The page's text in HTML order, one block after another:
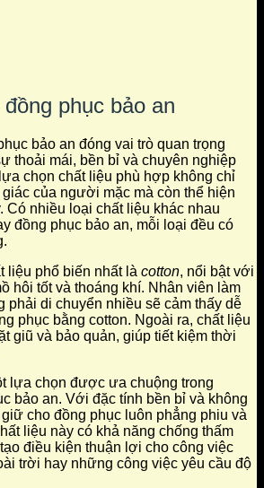
phục bảo an
bảo an đóng vai trò quan trọng
thoải mái, bền bỉ và chuyên nghiệp
chọn chất liệu phù hợp không chỉ
của người mặc mà còn thể hiện
Có nhiều loại chất liệu khác nhau
đồng phục bảo an, mỗi loại đều có
liệu phổ biến nhất là cotton, nổi bật với
hôi tốt và thoáng khí. Nhân viên làm
phải di chuyển nhiều sẽ cảm thấy dễ
phục bằng cotton. Ngoài ra, chất liệu
giũ và bảo quản, giúp tiết kiệm thời
lựa chọn được ưa chuộng trong
bảo an. Với đặc tính bền bỉ và không
cho đồng phục luôn phẳng phiu và
liệu này có khả năng chống thấm
điều kiện thuận lợi cho công việc
trời hay những công việc yêu cầu độ